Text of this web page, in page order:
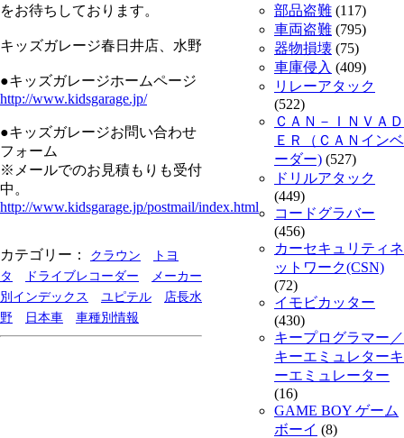
をお待ちしております。
キッズガレージ春日井店、水野
●キッズガレージホームページ
http://www.kidsgarage.jp/
●キッズガレージお問い合わせ
フォーム
※メールでのお見積もりも受付
中。
http://www.kidsgarage.jp/postmail/index.html
カテゴリー： クラウン
トヨ
タ
ドライブレコーダー
メーカー
別インデックス
ユピテル
店長水
野
日本車 車種別情報
部品盗難 (117)
車両盗難 (795)
器物損壊 (75)
車庫侵入 (409)
リレーアタック
(522)
ＣＡＮ－ＩＮＶＡＤ
ＥＲ（ＣＡＮインベ
ーダー) (527)
ドリルアタック
(449)
コードグラバー
(456)
カーセキュリティネ
ットワーク(CSN)
(72)
イモビカッター
(430)
キープログラマー／
キーエミュレターキ
ーエミュレーター
(16)
GAME BOY ゲーム
ボーイ (8)